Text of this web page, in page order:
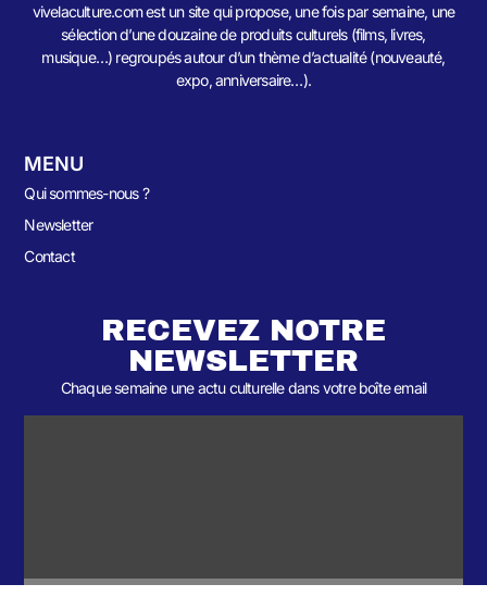
vivelaculture.com est un site qui propose, une fois par semaine, une
sélection d’une douzaine de produits culturels (films, livres,
musique…) regroupés autour d’un thème d’actualité (nouveauté,
expo, anniversaire…).
MENU
Qui sommes-nous ?
Newsletter
Contact
RECEVEZ NOTRE
NEWSLETTER
Chaque semaine une actu culturelle dans votre boîte email